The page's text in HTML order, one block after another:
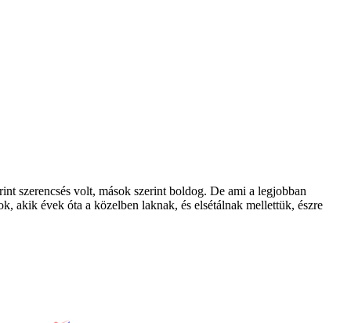
szerencsés volt, mások szerint boldog. De ami a legjobban
akik évek óta a közelben laknak, és elsétálnak mellettük, észre